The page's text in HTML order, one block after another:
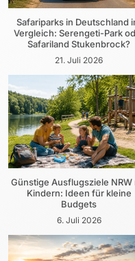
Safariparks in Deutschland
Vergleich: Serengeti-Park
Safariland Stukenbrock?
21. Juli 2026
Günstige Ausflugsziele NRW
Kindern: Ideen für kleine
Budgets
6. Juli 2026